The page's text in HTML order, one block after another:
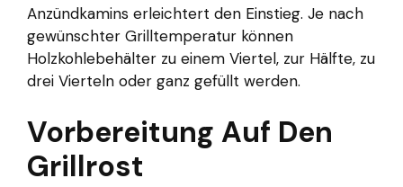
Anzündkamins erleichtert den Einstieg. Je nach
gewünschter Grilltemperatur können
Holzkohlebehälter zu einem Viertel, zur Hälfte, zu
drei Vierteln oder ganz gefüllt werden.
Vorbereitung Auf Den
Grillrost